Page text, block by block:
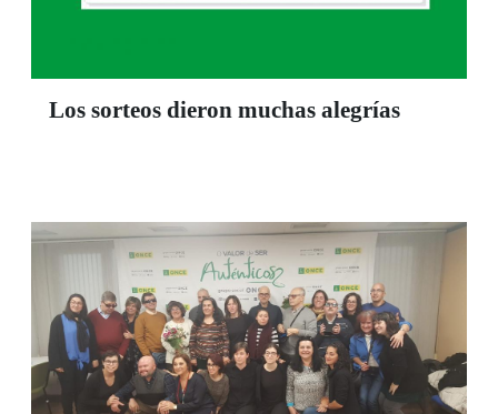
Los sorteos dieron muchas alegrías